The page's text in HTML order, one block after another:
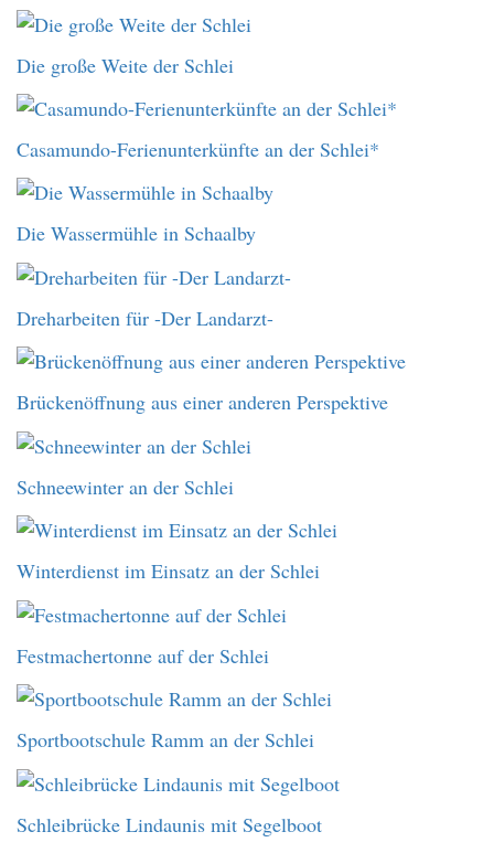
Die große Weite der Schlei
Casamundo-Ferienunterkünfte an der Schlei*
Die Wassermühle in Schaalby
Dreharbeiten für -Der Landarzt-
Brückenöffnung aus einer anderen Perspektive
Schneewinter an der Schlei
Winterdienst im Einsatz an der Schlei
Festmachertonne auf der Schlei
Sportbootschule Ramm an der Schlei
Schleibrücke Lindaunis mit Segelboot